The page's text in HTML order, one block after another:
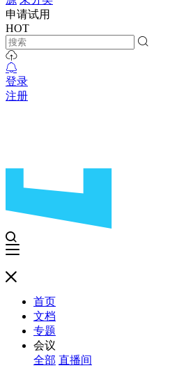
申请试用
HOT
登录
注册
首页
文档
专题
会议
全部 直播间